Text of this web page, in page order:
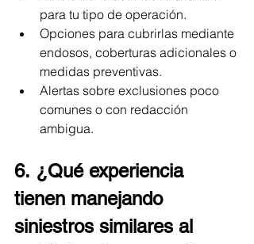
para tu tipo de operación.
Opciones para cubrirlas mediante
endosos, coberturas adicionales o
medidas preventivas.
Alertas sobre exclusiones poco
comunes o con redacción
ambigua.
6. ¿Qué experiencia
tienen manejando
siniestros similares al